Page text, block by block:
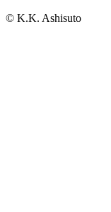
© K.K. Ashisuto